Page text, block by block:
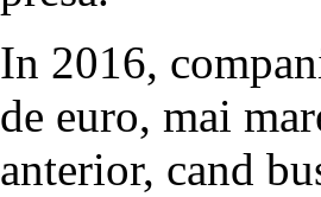
In 2016,
de euro, mai
anterior, cand